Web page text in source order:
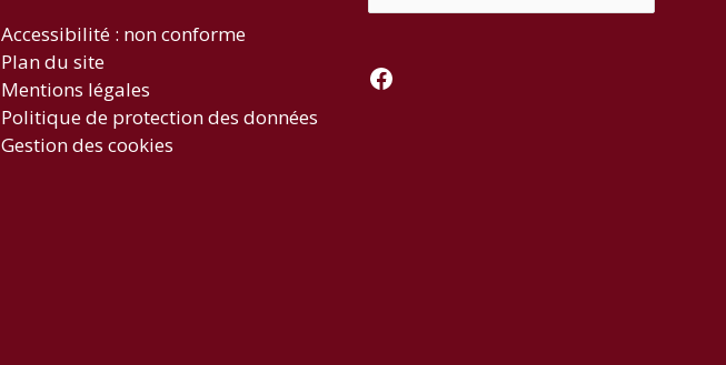
Accessibilité : non conforme
Plan du site
Mentions légales
Politique de protection des données
Gestion des cookies
Facebook